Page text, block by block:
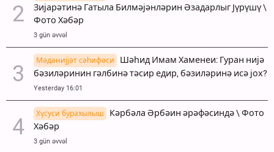
Зијарәтинә Гатыла Билмәјәнләрин Әзадарлыг Јүрүшү \
Фото Хәбәр
3 gün əvvəl
Мәдәнијјәт сәһифәси
Шәһид Имам Хаменеи: Гуран нијә
бәзиләринин гәлбинә тәсир едир, бәзиләринә исә јох?
Yesterday 16:01
Хүсуси бурахылыш
Кәрбәла Әрбәин әрәфәсиндә \ Фото
Хәбәр
3 gün əvvəl